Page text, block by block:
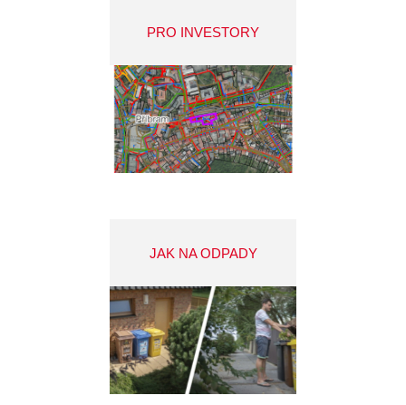
PRO INVESTORY
JAK NA ODPADY